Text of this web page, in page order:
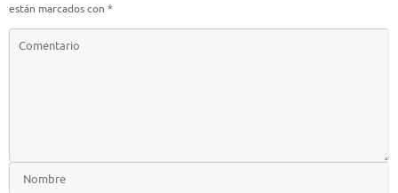
están marcados con *